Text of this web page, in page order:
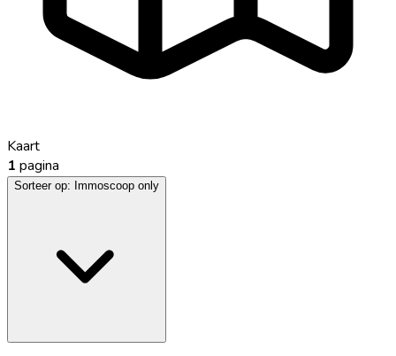
Kaart
1 pagina
Sorteer op: Immoscoop only